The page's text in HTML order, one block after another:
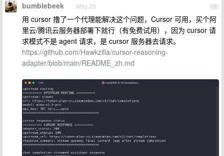
15
bumblebeek May 20
用 cursor 撸了一个代理能解决这个问题，Cursor 可用，买个阿
里云/腾讯云服务器部署下就行（有免费试用），因为 cursor 请
求模式不是 agent 请求，是 cursor 服务器去请求。
https://github.com/Hawkzilla/cursor-reasoning-
adapter/blob/main/README_zh.md